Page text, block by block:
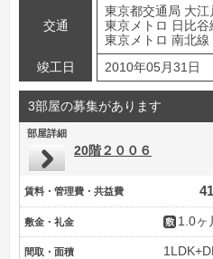
交通
東京都交通局 大
東京メトロ 日比
東京メトロ 南北
竣工日
2010年05月31日
3部屋の募集があります
部屋詳細
20階２００６
賃料・管理費・共益費
敷金・礼金 1.0ヶ
間取・面積